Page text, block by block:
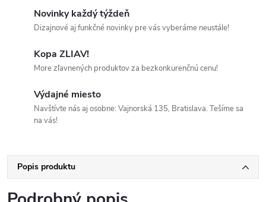
Novinky každý týždeň
Dizajnové aj funkčné novinky pre vás vyberáme neustále!
Kopa ZLIAV!
More zľavnených produktov za bezkonkurenčnú cenu!
Výdajné miesto
Navštívte nás aj osobne: Vajnorská 135, Bratislava. Tešíme sa
na vás!
Popis produktu